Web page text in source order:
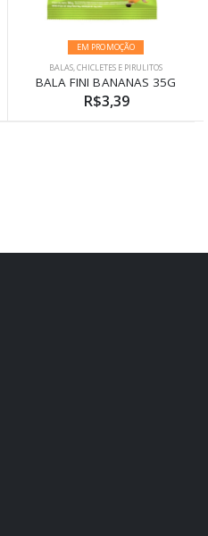
EM PROMOÇÃO
BALAS, CHICLETES E PIRULITOS
BALA FINI BANANAS 35G
R$3,39